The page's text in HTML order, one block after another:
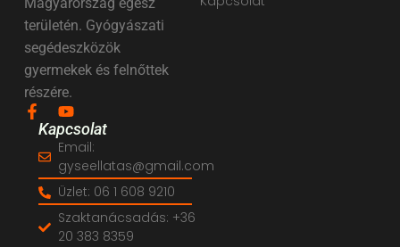
Magyarország egész
területén. Gyógyászati
segédeszközök
gyermekek és felnőttek
részére.
Kapcsolat
Email:
gyseellatas@gmail.com
Üzlet: 06 1 608 9210
Szaktanácsadás: +36
20 383 8359